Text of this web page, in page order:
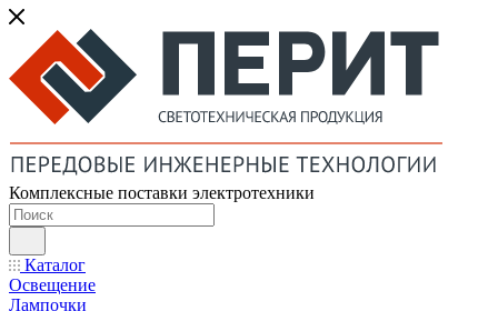
Комплексные поставки электротехники
Каталог
Освещение
Лампочки